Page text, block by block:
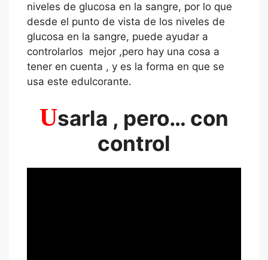
niveles de glucosa en la sangre, por lo que
desde el punto de vista de los niveles de
glucosa en la sangre, puede ayudar a
controlarlos mejor ,pero hay una cosa a
tener en cuenta , y es la forma en que se
usa este edulcorante.
Usarla , pero… con
control